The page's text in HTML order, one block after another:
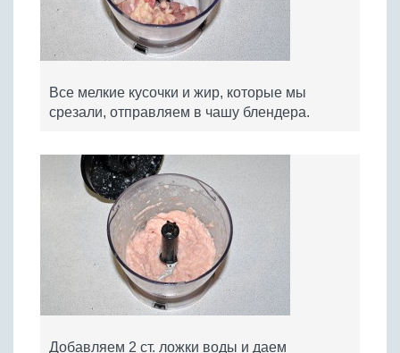
Все мелкие кусочки и жир, которые мы
срезали, отправляем в чашу блендера.
Добавляем 2 ст. ложки воды и даем